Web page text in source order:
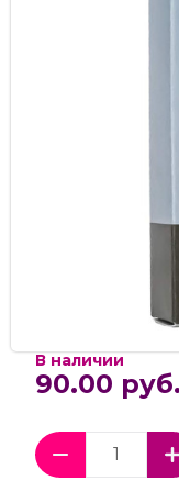
В наличии
90.00 руб.